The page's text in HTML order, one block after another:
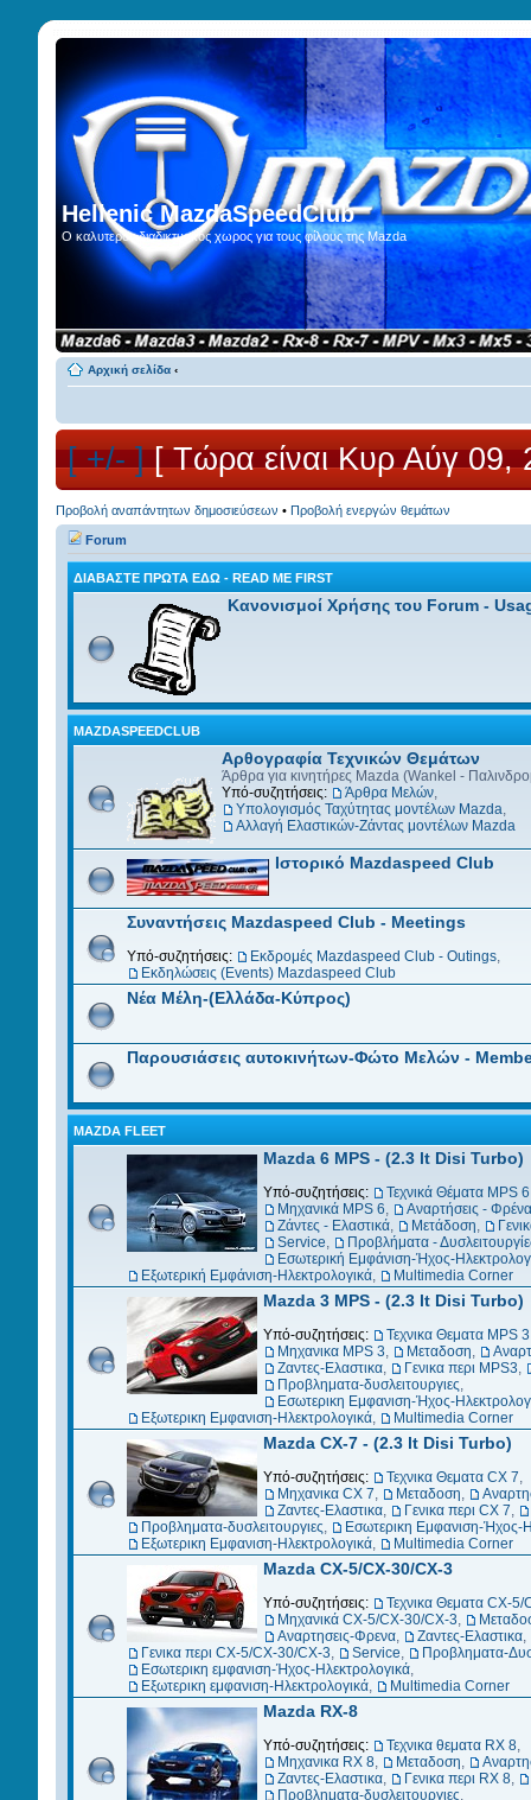
Hellenic MazdaSpeedClub
Ο καλυτερος διαδικτυακος χωρος για τους φίλους της Mazda
Αρχική σελίδα ‹
[ +/- ] [ Τώρα είναι Κυρ Αύγ 09,
Προβολή αναπάντητων δημοσιεύσεων • Προβολή ενεργών θεμάτων
Forum
ΔΙΑΒΆΣΤΕ ΠΡΏΤΑ ΕΔΏ - READ ME FIRST
Κανονισμοί Χρήσης του Forum -
MAZDASPEEDCLUB
Αρθογραφία Τεχνικών Θεμάτων
Άρθρα για κινητήρες Mazda (Wankel -
Υπό-συζητήσεις:
Άρθρα Μελών,
Υπολογισμός Ταχύτητας μοντέλων Mazda,
Αλλαγή Ελαστικών-Ζάντας μοντέλων Mazda
Ιστορικό Mazdaspeed Club
Συναντήσεις Mazdaspeed Club - Meetings
Υπό-συζητήσεις: Εκδρομές Mazdaspeed Club - Outings,
Εκδηλώσεις (Events) Mazdaspeed Club
Νέα Μέλη-(Ελλάδα-Κύπρος)
Παρουσιάσεις αυτοκινήτων-Φώτο Mελών -
MAZDA FLEET
Mazda 6 MPS - (2.3 lt Disi Turbo)
Υπό-συζητήσεις: Τεχνικά Θέματα MPS 6
Μηχανικά MPS 6,
Αναρτήσεις - Φρένα
Ζάντες - Ελαστικά, Μετάδοση,
Service,
Προβλήματα -
Εσωτερική Εμφάνιση-Ήχος-
Εξωτερική Εμφάνιση-Ηλεκτρολογικά, Multimedia Corner
Mazda 3 MPS - (2.3 lt Disi Turbo)
Υπό-συζητήσεις: Τεχνικα Θεματα MPS 3
Μηχανικα MPS 3, Μεταδοση,
Ζαντες-Ελαστικα, Γενικα περι MPS3,
Προβληματα-δυσλειτουργιες,
Εσωτερικη Εμφανιση-Ήχος-
Εξωτερικη Εμφανιση-Ηλεκτρολογικά, Multimedia Corner
Mazda CX-7 - (2.3 lt Disi Turbo)
Υπό-συζητήσεις: Τεχνικα Θεματα CX 7,
Μηχανικα CX 7, Μεταδοση,
Ζαντες-Ελαστικα, Γενικα περι CX 7,
Προβληματα-δυσλειτουργιες,
Εσωτερικη Εμφανιση-Ήχος-
Εξωτερικη Εμφανιση-Ηλεκτρολογικά, Multimedia Corner
Mazda CX-5/CX-30/CX-3
Υπό-συζητήσεις:
Τεχνικα Θεματα CX-
Μηχανικά CX-5/CX-30/CX-3,
Αναρτησεις-Φρενα, Ζαντες-Ελαστικα,
Γενικα περι CX-5/CX-30/CX-3, Service,
Προβληματα-
Εσωτερικη εμφανιση-Ήχος-Ηλεκτρολογικά,
Εξωτερικη εμφανιση-Ηλεκτρολογικά, Multimedia Corner
Mazda RX-8
Υπό-συζητήσεις: Τεχνικα θεματα RX 8,
Μηχανικα RX 8, Μεταδοση,
Ζαντες-Ελαστικα, Γενικα περι RX 8,
Προβληματα-δυσλειτουργιες,